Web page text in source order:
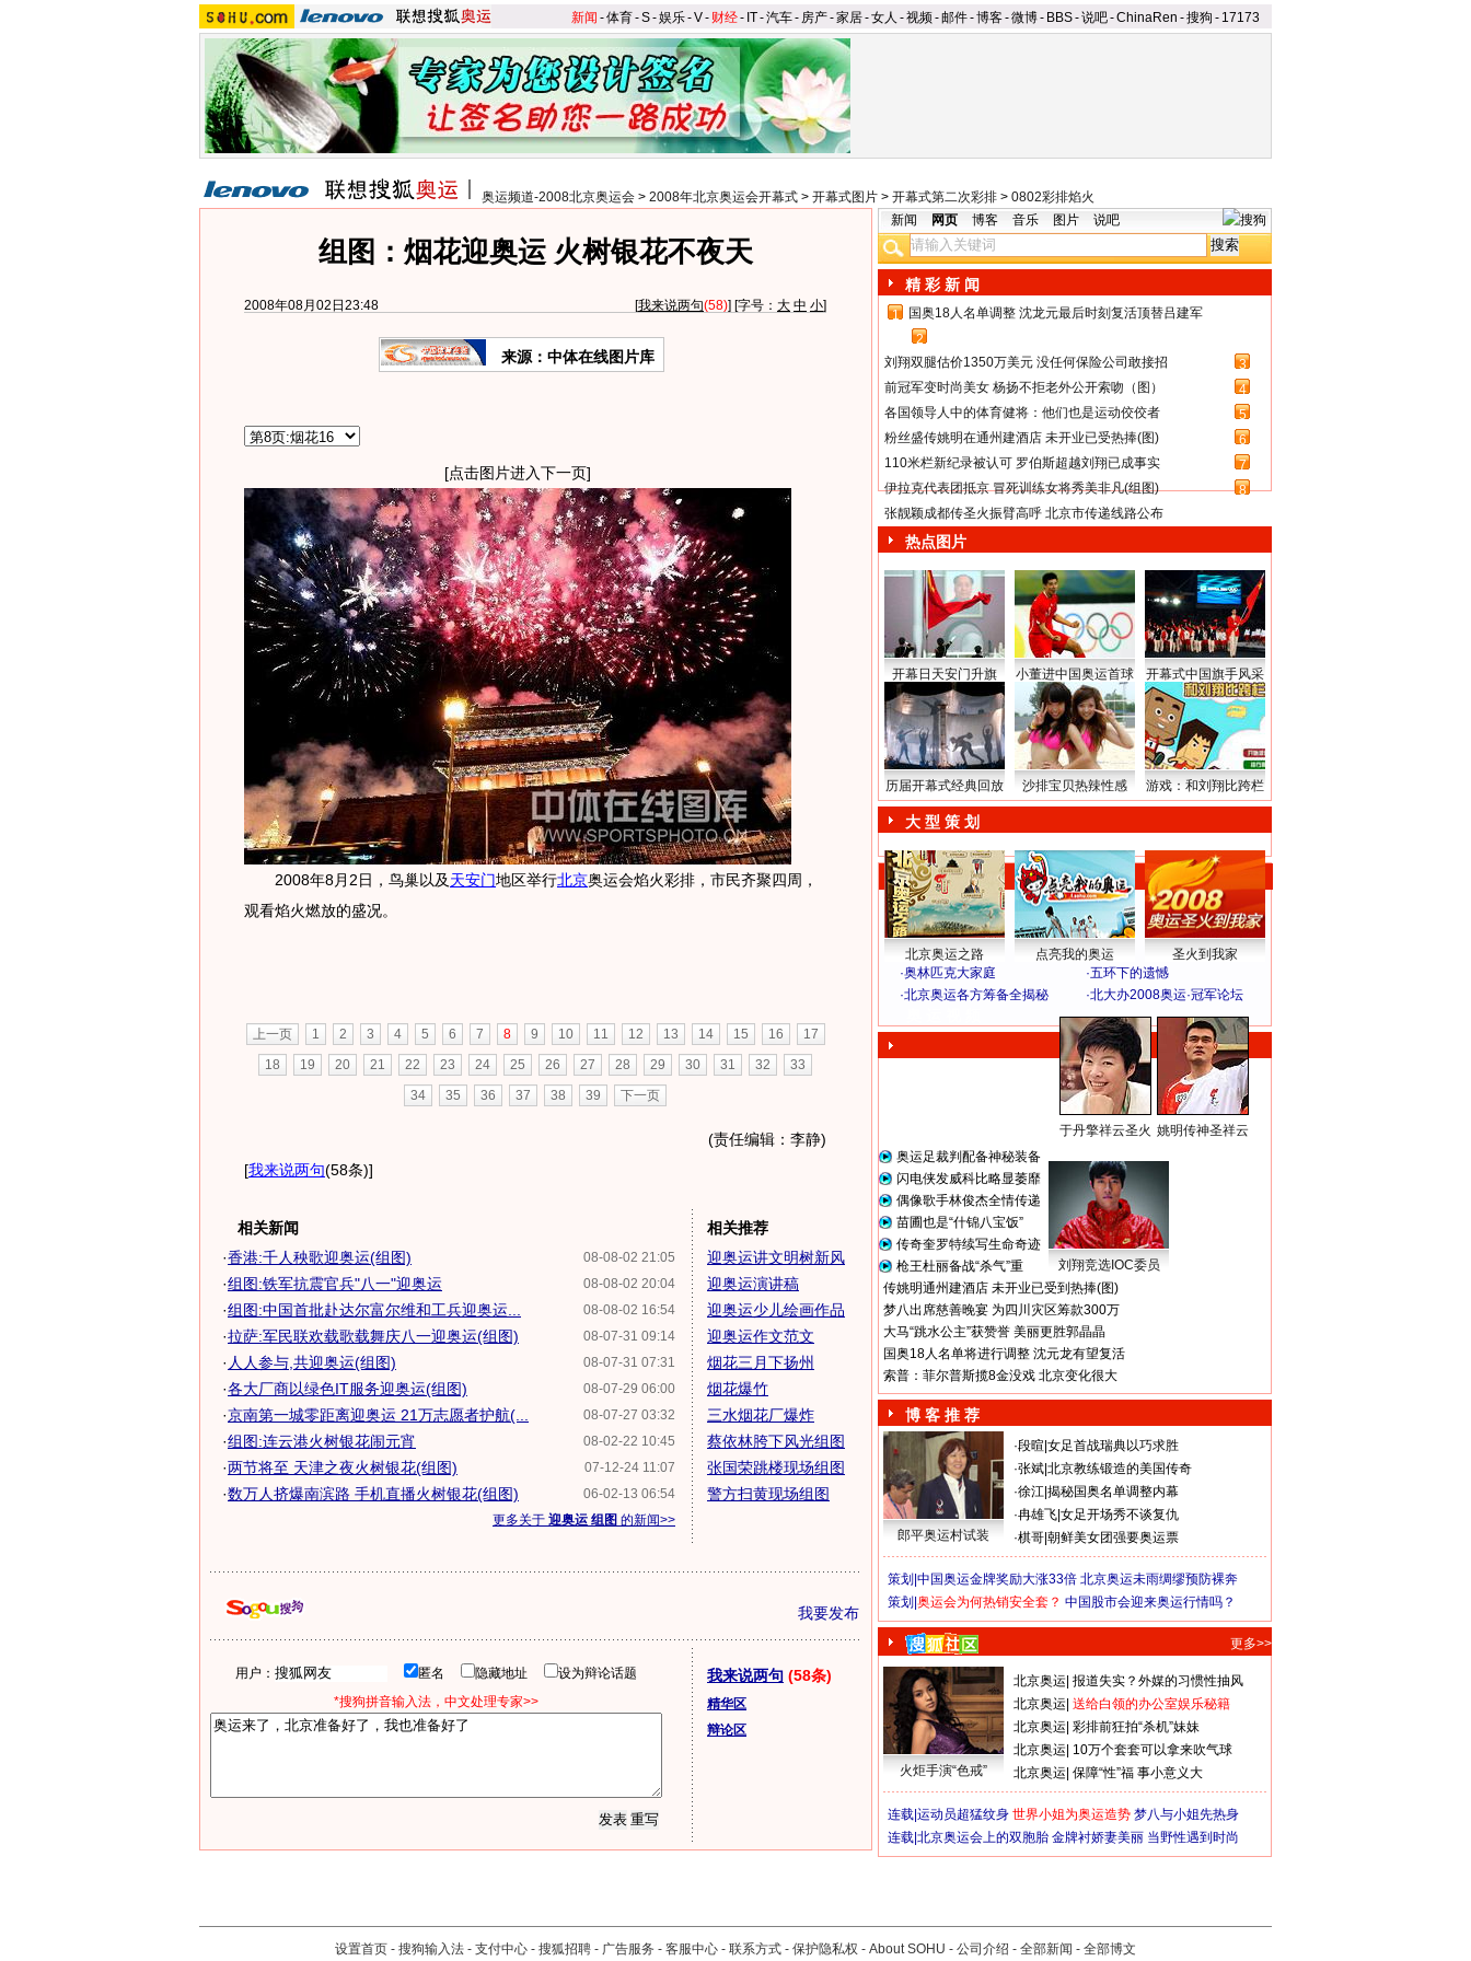
新闻 -体育-S-娱乐-V- 财经- IT-汽车- 房产-家居-女人 -视频-邮件-博客-微博- BBS-说吧-ChinaRen -搜狗 - 17173
奥运频道-2008北京奥运会 > 2008年北京奥运会开幕式 > 开幕式图片 > 开幕式第二次彩排 > 0802彩排焰火
组图：烟花迎奥运 火树银花不夜天
2008年08月02日23:48 [我来说两句(58)] [字号： 大 中 小]
来源：中体在线图片库
[点击图片进入下一页]
2008年8月2日，鸟巢以及天安门地区举行北京奥运会焰火彩排，市民齐聚四周，
观看焰火燃放的盛况。
上一页 1 2 3 4 5 6 7 8 9 10 11 12 13 14 15 16
17
18
19 20 21 22 23 24 25 26 27 28 29 30 31 32
33
34
35 36 37 38 39 下一页
(责任编辑：李静)
[我来说两句(58条)]
相关新闻
08-08-02 21:05
·香港:千人秧歌迎奥运(组图)
08-08-02 20:04
·组图:铁军抗震官兵"八一"迎奥运
08-08-02 16:54
·组图:中国首批赴达尔富尔维和工兵迎奥运...
08-07-31 09:14
·拉萨:军民联欢载歌载舞庆八一迎奥运(组图)
08-07-31 07:31
· 人人参与,共迎奥运(组图)
08-07-29 06:00
·各大厂商以绿色IT服务迎奥运(组图)
08-07-27 03:32
·京南第一城零距离迎奥运 21万志愿者护航(...
08-02-22 10:45
·组图:连云港火树银花闹元宵
07-12-24 11:07
·两节将至 天津之夜火树银花(组图)
06-02-13 06:54
·数万人挤爆南滨路 手机直播火树银花(组图)
更多关于 迎奥运 组图 的新闻>>
相关推荐
迎奥运讲文明树新风
迎奥运演讲稿
迎奥运少儿绘画作品
迎奥运作文范文
烟花三月下扬州
烟花爆竹
三水烟花厂爆炸
蔡依林胯下风光组图
张国荣跳楼现场组图
警方扫黄现场组图
我要发布
用户： 匿名 隐藏地址
设为辩论话题
*搜狗拼音输入法，中文处理专家>>
我来说两句 (58条)
精华区
辩论区
新闻 网页 博客 音乐 图片 说吧
精 彩 新 闻
1
国奥18人名单调整 沈龙元最后时刻复活顶替吕建军
2
刘翔双腿估价1350万美元 没任何保险公司敢接招
3
前冠军变时尚美女 杨扬不拒老外公开索吻（图）
4
各国领导人中的体育健将：他们也是运动佼佼者
5
粉丝盛传姚明在通州建酒店 未开业已受热捧(图)
6
110米栏新纪录被认可 罗伯斯超越刘翔已成事实
7
伊拉克代表团抵京 冒死训练女将秀美非凡(组图)
8
张靓颖成都传圣火振臂高呼 北京市传递线路公布
热点图片
开幕日天安门升旗 小董进中国奥运首球 开幕式中国旗手风采
历届开幕式经典回放 沙排宝贝热辣性感 游戏：和刘翔比跨栏
大 型 策 划
北京奥运之路 点亮我的奥运
圣火到我家
·奥林匹克大家庭 ·五环下的遗憾
·北京奥运各方筹备全揭秘 ·北大办2008奥运·冠军论坛
于丹擎祥云圣火 姚明传神圣祥云
奥运足裁判配备神秘装备
闪电侠发威科比略显萎靡
偶像歌手林俊杰全情传递
苗圃也是“什锦八宝饭”
传奇奎罗特续写生命奇迹
枪王杜丽备战“杀气”重
刘翔竞选IOC委员
传姚明通州建酒店 未开业已受到热捧(图)
梦八出席慈善晚宴 为四川灾区筹款300万
大马“跳水公主”获赞誉 美丽更胜郭晶晶
国奥18人名单将进行调整 沈元龙有望复活
索普：菲尔普斯揽8金没戏 北京变化很大
博 客 推 荐
郎平奥运村试装
·段暄 女足首战瑞典以巧求胜
·张斌 北京教练锻造的美国传奇
·徐江 揭秘国奥名单调整内幕
·冉雄飞 女足开场秀不谈复仇
·棋哥 朝鲜美女团强要奥运票
策划| 中国奥运金牌奖励大涨33倍 北京奥运未雨绸缪预防裸奔
策划| 奥运会为何热销安全套？ 中国股市会迎来奥运行情吗？
更多>>
火炬手演“色戒”
北京奥运 报道失实？外媒的习惯性抽风
北京奥运 送给白领的办公室娱乐秘籍
北京奥运 彩排前狂拍“杀机”妹妹
北京奥运 10万个套套可以拿来吹气球
北京奥运 保障“性”福 事小意义大
连载| 运动员超猛纹身 世界小姐为奥运造势 梦八与小姐先热身
连载| 北京奥运会上的双胞胎 金牌衬娇妻美丽 当野性遇到时尚
设置首页 - 搜狗输入法 - 支付中心 - 搜狐招聘 - 广告服务 - 客服中心 - 联系方式 - 保护隐私权 - About SOHU - 公司介绍 - 全部新闻 - 全部博文